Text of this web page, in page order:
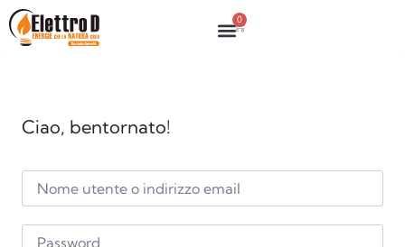
0
Ciao, bentornato!